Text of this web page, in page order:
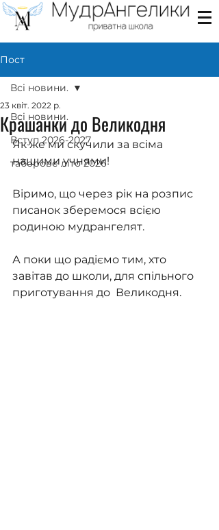
Пост
Всі новини.
Вступ 2026-2027
таборове літо 2026
Всі новини.
Крашанки до Великодня
23 квіт. 2022 р.
Як же ми скучили за всіма
нашими учнями!
Віримо, що через рік на розпис
писанок зберемося всією
родиною мудрангелят.
А поки що радіємо тим, хто
завітав до школи, для спільного
приготування до  Великодня.